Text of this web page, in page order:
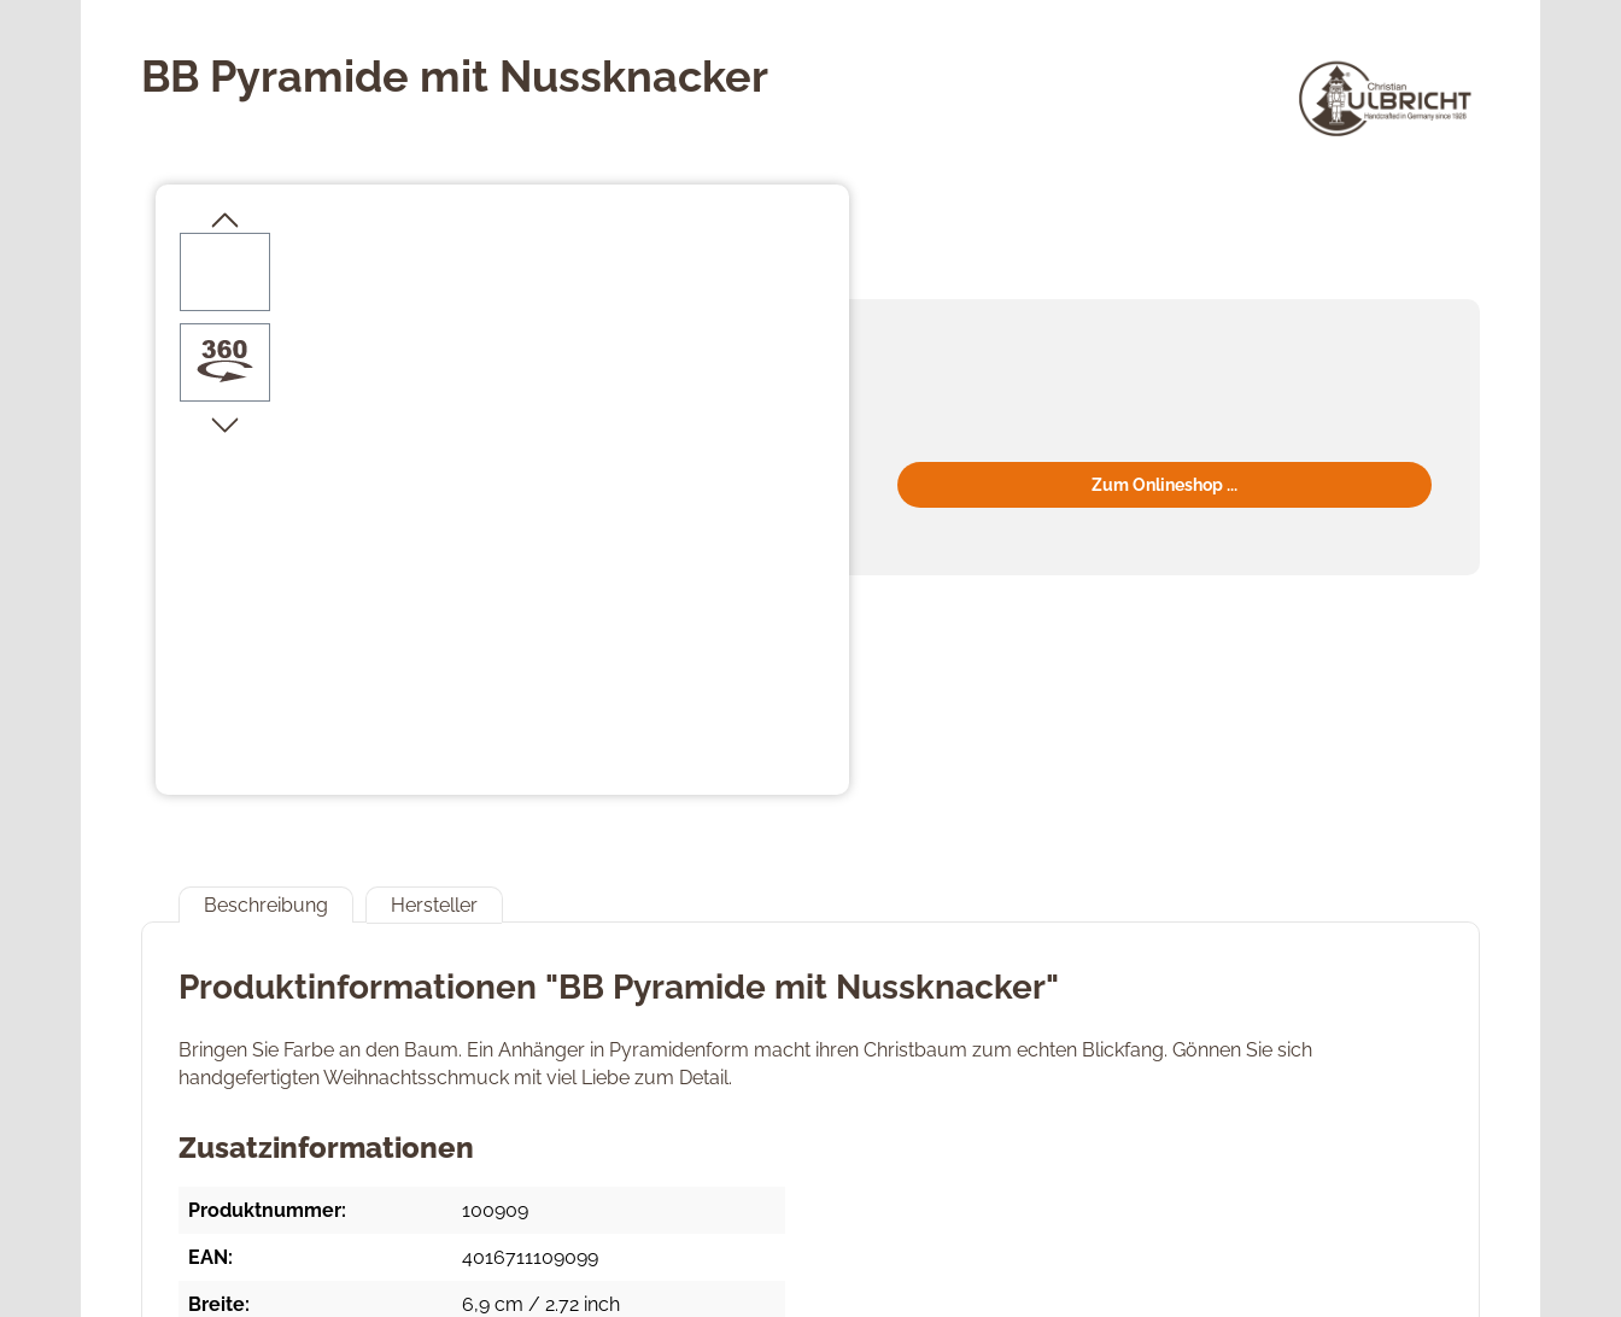
BB Pyramide mit Nussknacker
Zum Onlineshop ...
Beschreibung Hersteller
Produktinformationen "BB Pyramide mit Nussknacker"
Bringen Sie Farbe an den Baum. Ein Anhänger in Pyramidenform macht ihren Christbaum zum echten Blickfang. Gönnen Sie sich
handgefertigten Weihnachtsschmuck mit viel Liebe zum Detail.
Zusatzinformationen
Produktnummer: 100909
EAN: 4016711109099
Breite: 6,9 cm / 2.72 inch